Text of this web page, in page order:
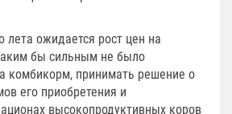
лета ожидается рост цен на
бы сильным не было
комбикорм, принимать решение о
его приобретения и
высокопродуктивных коров